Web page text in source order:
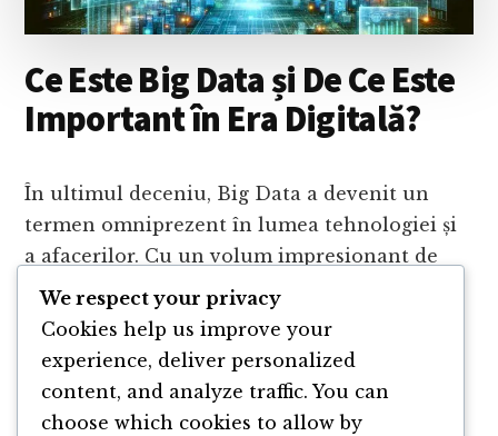
Ce Este Big Data și De Ce Este
Important în Era Digitală?
În ultimul deceniu, Big Data a devenit un
termen omniprezent în lumea tehnologiei și
a afacerilor. Cu un volum impresionant de
date generate zilnic de la miliarde de
dispozitive și interacțiuni …
CONTINUE READING
ABOUT
CE
ESTE
We respect your privacy
Cookies help us improve your
experience, deliver personalized
content, and analyze traffic. You can
choose which cookies to allow by